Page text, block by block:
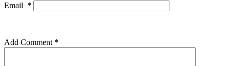
Email *
Add Comment *